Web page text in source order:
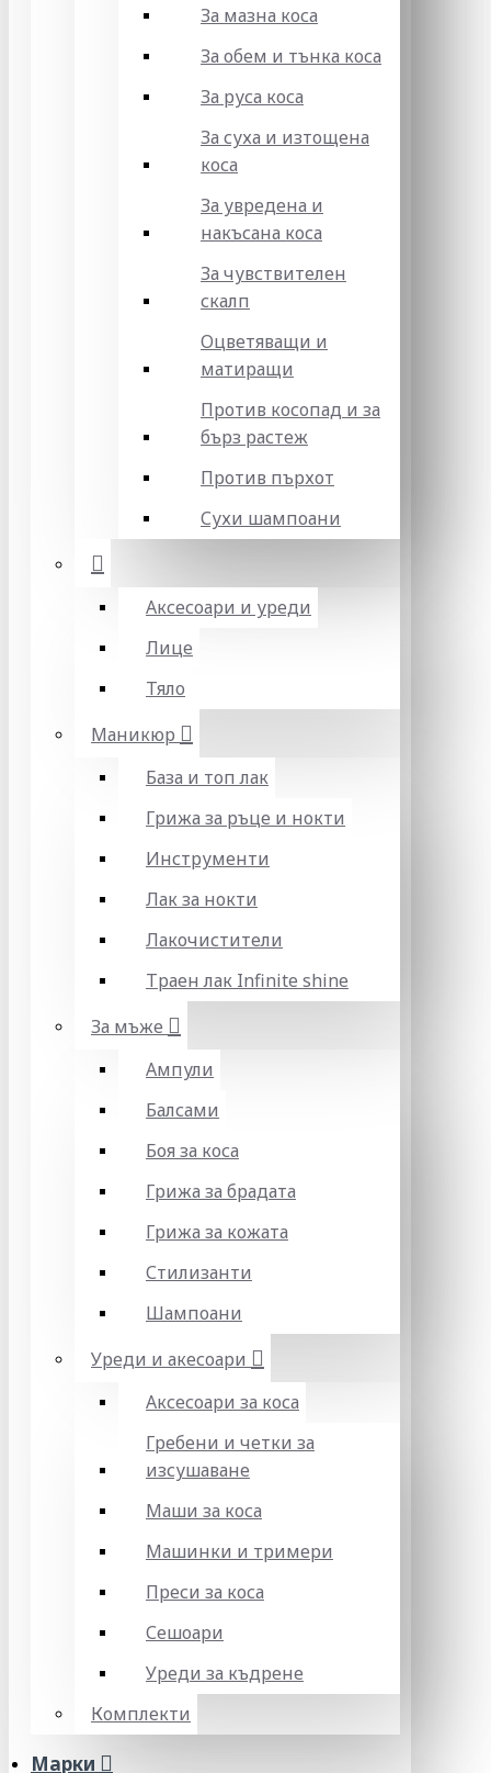
За мазна коса
За обем и тънка коса
За руса коса
За суха и изтощена
коса
За увредена и
накъсана коса
За чувствителен
скалп
Оцветяващи и
матиращи
Против косопад и за
бърз растеж
Против пърхот
Сухи шампоани
Аксесоари и уреди
Лице
Тяло
Маникюр
База и топ лак
Грижа за ръце и нокти
Инструменти
Лак за нокти
Лакочистители
Траен лак Infinite shine
За мъже
Ампули
Балсами
Боя за коса
Грижа за брадата
Грижа за кожата
Стилизанти
Шампоани
Уреди и акесоари
Аксесоари за коса
Гребени и четки за
изсушаване
Маши за коса
Машинки и тримери
Преси за коса
Сешоари
Уреди за къдрене
Комплекти
Марки